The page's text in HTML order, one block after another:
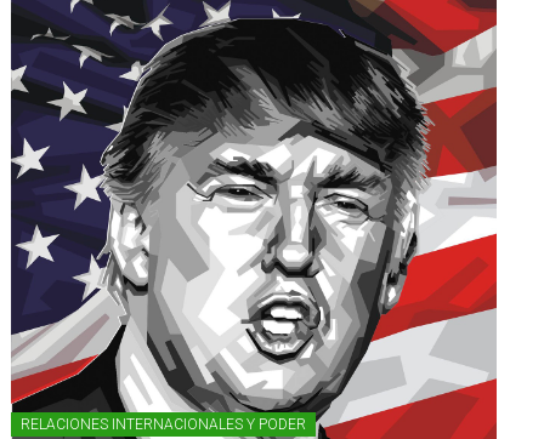
RELACIONES INTERNACIONALES Y PODER